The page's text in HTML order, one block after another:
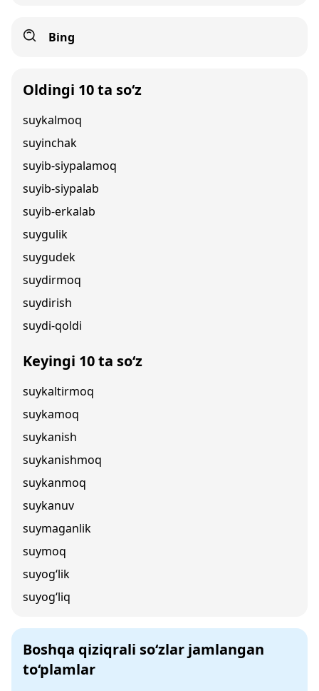
Bing
Oldingi 10 ta so‘z
suykalmoq
suyinchak
suyib-siypalamoq
suyib-siypalab
suyib-erkalab
suygulik
suygudek
suydirmoq
suydirish
suydi-qoldi
Keyingi 10 ta so‘z
suykaltirmoq
suykamoq
suykanish
suykanishmoq
suykanmoq
suykanuv
suymaganlik
suymoq
suyog‘lik
suyog‘liq
Boshqa qiziqrali so‘zlar jamlangan
to‘plamlar